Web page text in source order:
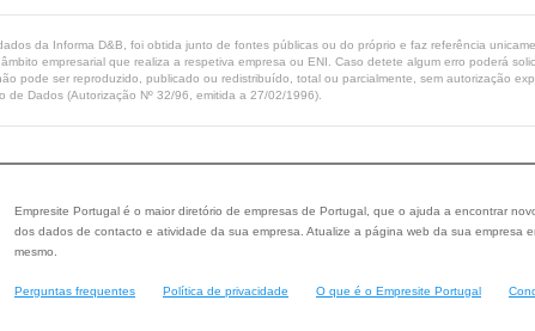
da Informa D&B, foi obtida junto de fontes públicas ou do próprio e faz referência
empresarial que realiza a respetiva empresa ou ENI. Caso detete algum erro poderá
pode ser reproduzido, publicado ou redistribuído, total ou parcialmente, sem autorização
Dados (Autorização Nº 32/96, emitida a 27/02/1996).
Empresite Portugal é o maior diretório de empresas de Portugal, que o ajuda a encontrar
dos dados de contacto e atividade da sua empresa. Atualize a página web da sua empresa
mesmo.
Perguntas frequentes Política de privacidade O que é o Empresite Portugal